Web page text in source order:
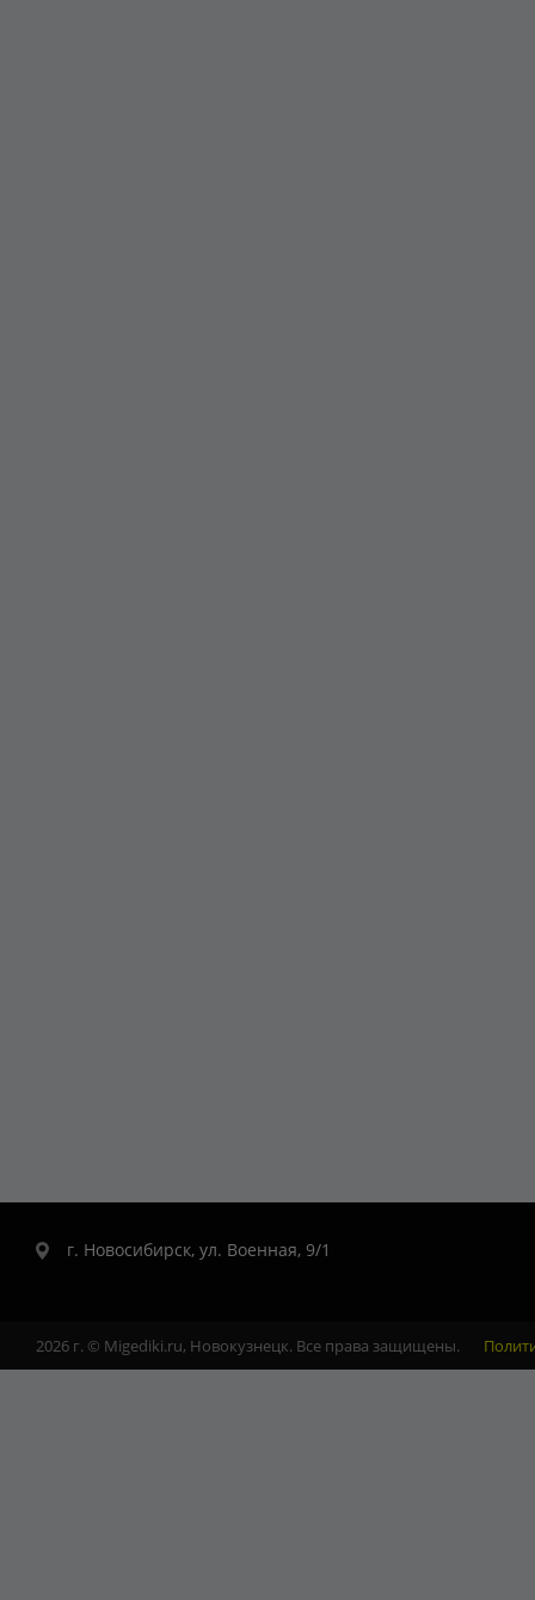
г. Новосибирск, ул. Военная, 9/1
2026 г. © Migediki.ru, Новокузнецк. Все права защищены.